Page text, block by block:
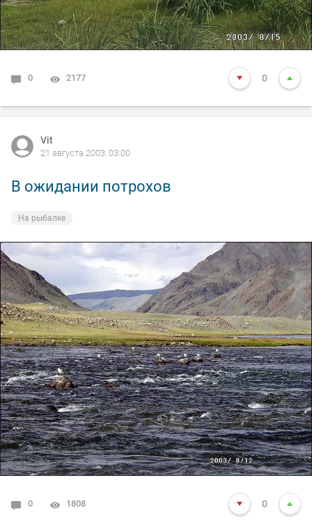
0 2177 0
Vit
21 августа 2003, 03:00
В ожидании потрохов
На рыбалке
0 1808 0